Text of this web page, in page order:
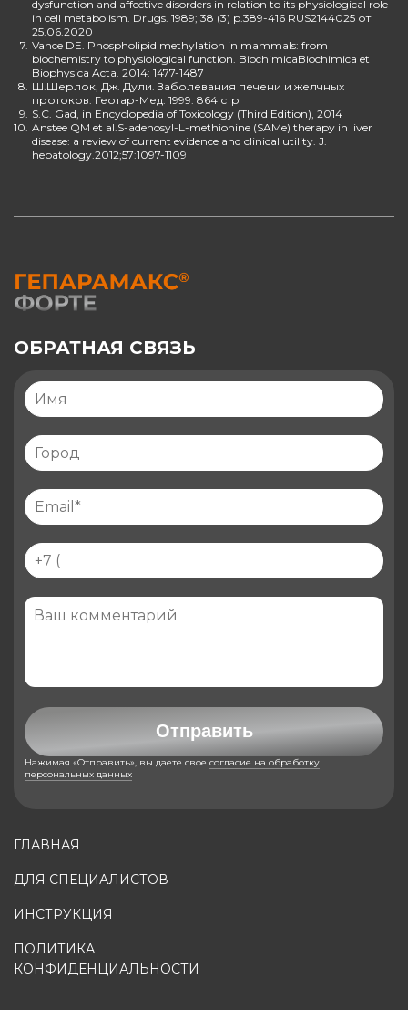
dysfunction and affective disorders in relation to its physiological role
in cell metabolism. Drugs. 1989; 38 (3) p.389-416 RUS2144025 от
25.06.2020
7. Vance DE. Phospholipid methylation in mammals: from
biochemistry to physiological function. BiochimicaBiochimica et
Biophysica Acta. 2014: 1477-1487
8. Ш.Шерлок, Дж. Дули. Заболевания печени и желчных
протоков. Геотар-Мед. 1999. 864 стр
9. S.C. Gad, in Encyclopedia of Toxicology (Third Edition), 2014
10. Anstee QM et al.S-adenosyl-L-methionine (SAMe) therapy in liver
disease: a review of current evidence and clinical utility. J.
hepatology.2012;57:1097-1109
ГЛАВНАЯ
ДЛЯ СПЕЦИАЛИСТОВ
ИНСТРУКЦИЯ
ПОЛИТИКА
КОНФИДЕНЦИАЛЬНОСТИ
ОБРАТНАЯ СВЯЗЬ
Отправить
Нажимая «Отправить», вы даете свое согласие на обработку
персональных данных